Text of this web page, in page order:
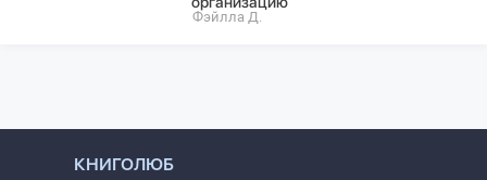
Фэйлла Д.
КНИГОЛЮБ